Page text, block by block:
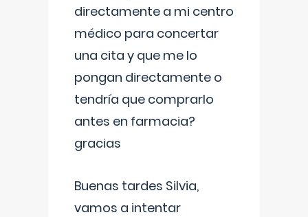
directamente a mi centro
médico para concertar
una cita y que me lo
pongan directamente o
tendría que comprarlo
antes en farmacia?
gracias
Buenas tardes Silvia,
vamos a intentar